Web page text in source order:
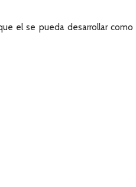
el se pueda desarrollar como